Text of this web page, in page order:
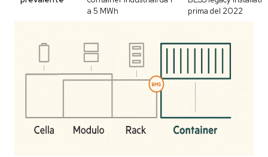
a 5 MWh
prima del 2022